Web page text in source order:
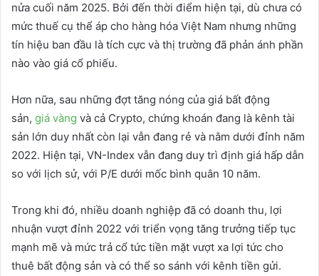
nửa cuối năm 2025. Bởi đến thời điểm hiện tại, dù chưa có
mức thuế cụ thể áp cho hàng hóa Việt Nam nhưng những
tín hiệu ban đầu là tích cực và thị trường đã phản ánh phần
nào vào giá cổ phiếu.
Hơn nữa, sau những đợt tăng nóng của giá bất động
sản, giá vàng và cả Crypto, chứng khoán đang là kênh tài
sản lớn duy nhất còn lại vẫn đang rẻ và nằm dưới đỉnh năm
2022. Hiện tại, VN-Index vẫn đang duy trì định giá hấp dẫn
so với lịch sử, với P/E dưới mốc bình quân 10 năm.
Trong khi đó, nhiều doanh nghiệp đã có doanh thu, lợi
nhuận vượt đỉnh 2022 với triển vọng tăng trưởng tiếp tục
mạnh mẽ và mức trả cổ tức tiền mặt vượt xa lợi tức cho
thuê bất động sản và có thể so sánh với kênh tiền gửi.